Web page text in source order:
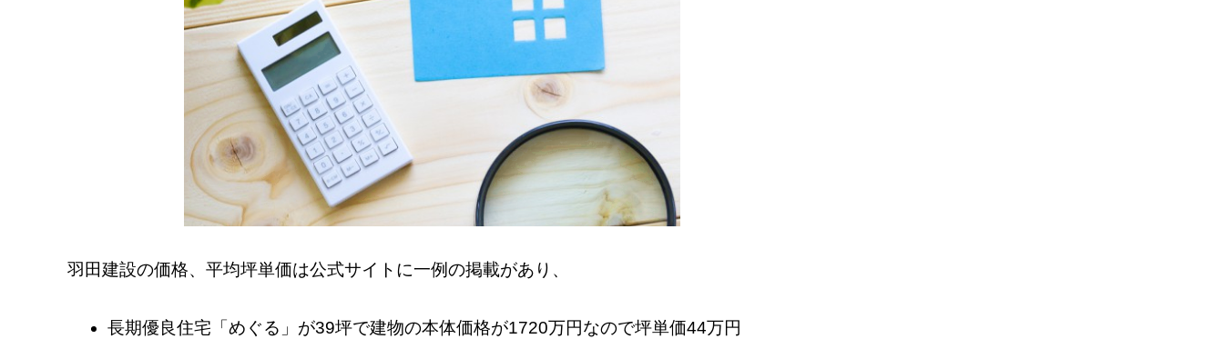
羽田建設の価格、平均坪単価は公式サイトに一例の掲載があり、
長期優良住宅「めぐる」が39坪で建物の本体価格が1720万円なので坪単価44万円